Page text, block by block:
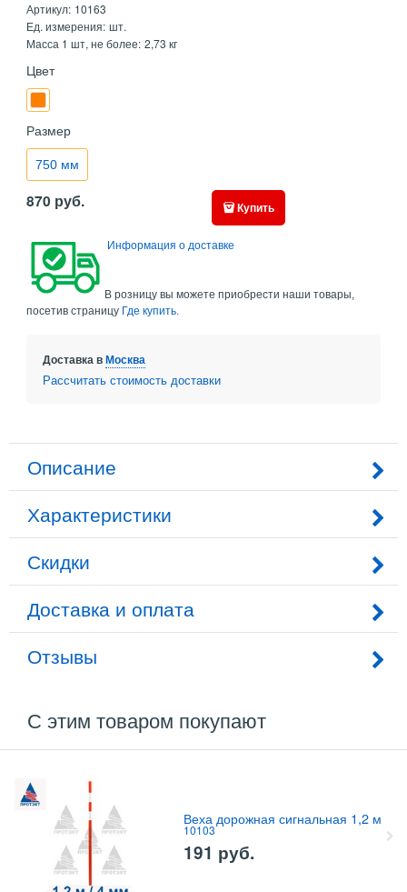
Артикул: 10163
Ед. измерения: шт.
Масса 1 шт, не более: 2,73 кг
Цвет
Размер
750 мм
870 руб. Купить
Информация о доставке
В розницу вы можете приобрести наши товары,
посетив страницу Где купить.
Доставка вМосква
Рассчитать стоимость доставки
Описание
Характеристики
Скидки
Доставка и оплата
Отзывы
С этим товаром покупают
Веха дорожная сигнальная 1,2 м
10103
191 руб.